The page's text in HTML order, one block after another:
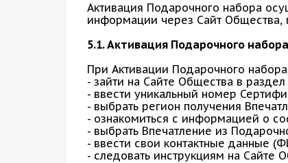
Активация Подарочного набора
информации через Сайт Общества,
5.1. Активация Подарочного
При Активации Подарочного
- зайти на Сайте Общества в раздел
- ввести уникальный номер
- выбрать регион получения
- ознакомиться с информацией о
- выбрать Впечатление из
- ввести свои контактные данные
- следовать инструкциям на Сайте